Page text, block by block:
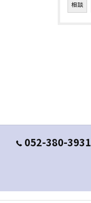
相談
052-380-3931